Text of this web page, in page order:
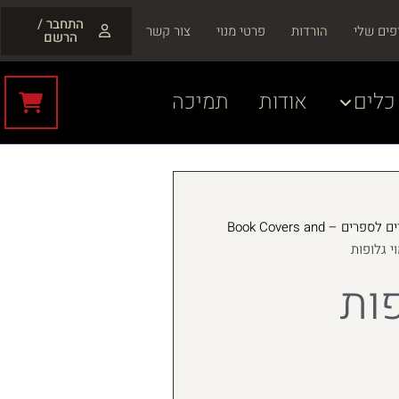
שלי הורדות פרטי מנוי צור קשר התחבר /
הרשם
אודות תמיכה
כריכות ושערים לספרים – Book Covers and
גלופות